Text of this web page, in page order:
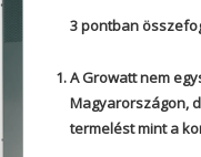
3 pontban
A Growatt nem
Magyarországon,
termelést mint a